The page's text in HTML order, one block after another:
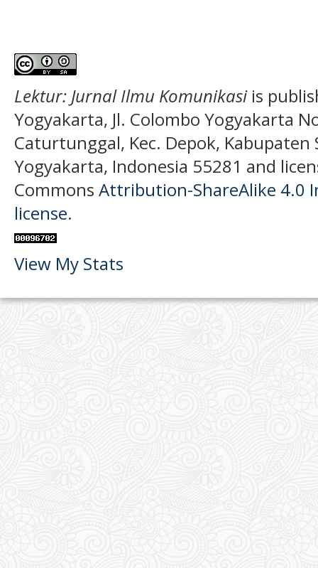
Lektur: Jurnal Ilmu Komunikasi is
Yogyakarta, Jl. Colombo Yogyakarta
Caturtunggal, Kec. Depok,
Yogyakarta, Indonesia 55281 and
Commons Attribution-ShareAlike 4.0
license.
View My Stats